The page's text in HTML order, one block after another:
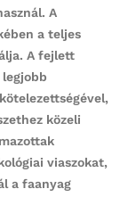
A
a teljes
A fejlett
közeli
viaszokat,
a faanyag